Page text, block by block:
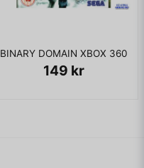
BINARY DOMAIN XBOX 360
149 kr